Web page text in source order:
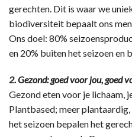
gerechten. Dit is waar we
biodiversiteit bepaalt ons
Ons doel: 80%
en 20% buiten het seizoen en
2. Gezond: goed voor jou, goed
Gezond eten voor je lichaam,
Plantbased; meer
het seizoen bepalen het